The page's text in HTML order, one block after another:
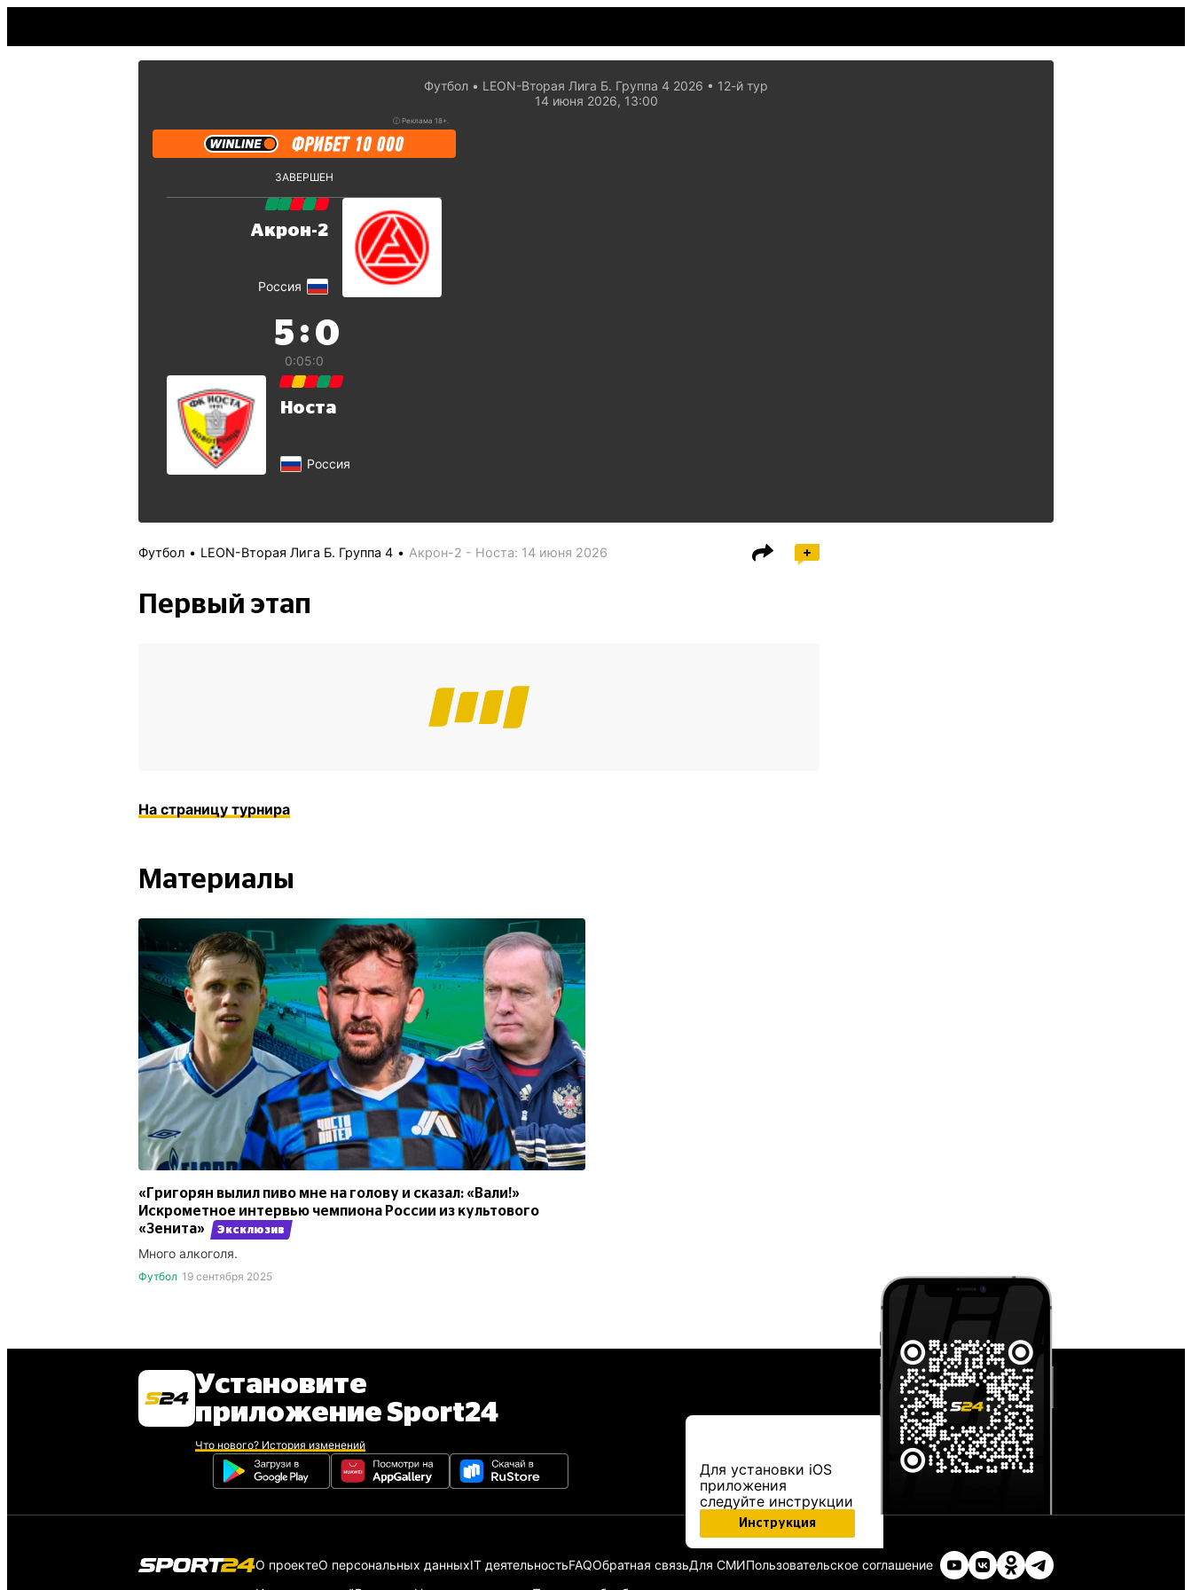
Футбол LEON-Вторая Лига Б. Группа 4 2026
12-й тур
14 июня 2026, 13:00
ⓘ Реклама 18+.
ЗАВЕРШЕН
Акрон-2
Россия
5 : 0
0:05:0
Носта
Россия
Футбол LEON-Вторая Лига Б. Группа 4 Акрон-2 - Носта: 14 июня 2026
Первый этап
На страницу турнира
Материалы
«Григорян вылил пиво мне на голову и сказал: «Вали!»
Искрометное интервью чемпиона России из культового
«Зенита»
Эксклюзив
Много алкоголя.
Футбол 19 сентября 2025
Установите
приложение Sport24
Что нового? История изменений
Для установки iOS
приложения
следуйте инструкции
Инструкция
О проектеО персональных данныхIT деятельностьFAQОбратная связьДля СМИПользовательское соглашение